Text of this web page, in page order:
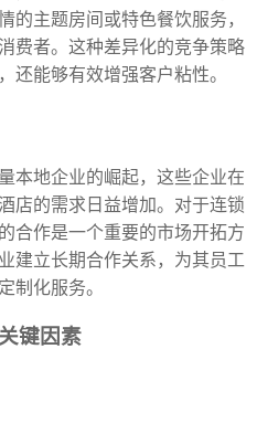
的主题房间或特色餐饮服务，
费者。这种差异化的竞争策略
还能够有效增强客户粘性。
本地企业的崛起，这些企业在
店的需求日益增加。对于连锁
合作是一个重要的市场开拓方
建立长期合作关系，为其员工
制化服务。
键因素